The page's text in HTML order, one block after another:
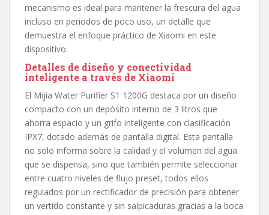
mecanismo es ideal para mantener la frescura del agua
incluso en periodos de poco uso, un detalle que
demuestra el enfoque práctico de Xiaomi en este
dispositivo.
Detalles de diseño y conectividad
inteligente a través de Xiaomi
El Mijia Water Purifier S1 1200G destaca por un diseño
compacto con un depósito interno de 3 litros que
ahorra espacio y un grifo inteligente con clasificación
IPX7, dotado además de pantalla digital. Esta pantalla
no solo informa sobre la calidad y el volumen del agua
que se dispensa, sino que también permite seleccionar
entre cuatro niveles de flujo preset, todos ellos
regulados por un rectificador de precisión para obtener
un vertido constante y sin salpicaduras gracias a la boca